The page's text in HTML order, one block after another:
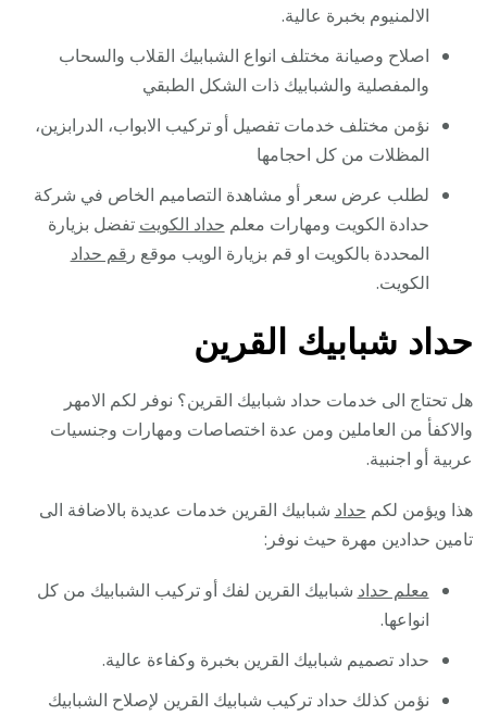
الالمنيوم بخبرة عالية.
اصلاح وصيانة مختلف انواع الشبابيك القلاب والسحاب
والمفصلية والشبابيك ذات الشكل الطبقي
نؤمن مختلف خدمات تفصيل أو تركيب الابواب، الدرابزين،
المظلات من كل احجامها
لطلب عرض سعر أو مشاهدة التصاميم الخاص في شركة
حدادة الكويت ومهارات معلم حداد الكويت تفضل بزيارة
المحددة بالكويت او قم بزيارة الويب موقع ر قم حداد
الكويت.
حداد شبابيك القرين
هل تحتاج الى خدمات حداد شبابيك القرين؟ نوفر لكم الامهر
والاكفأ من العاملين ومن عدة اختصاصات ومهارات وجنسيات
عربية أو اجنبية.
هذا ويؤمن لكم حداد شبابيك القرين خدمات عديدة بالاضافة الى
تامين حدادين مهرة حيث نوفر:
معلم حداد شبابيك القرين لفك أو تركيب الشبابيك من كل
انواعها.
حداد تصميم شبابيك القرين بخبرة وكفاءة عالية.
نؤمن كذلك حداد تركيب شبابيك القرين لإصلاح الشبابيك